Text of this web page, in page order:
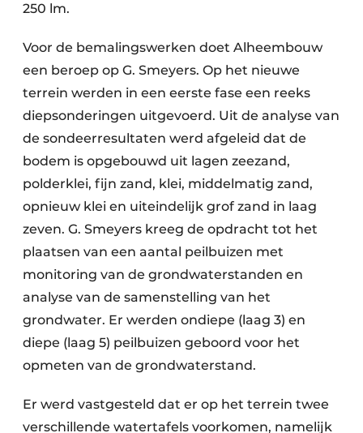
250 lm.
Voor de bemalingswerken doet Alheembouw
een beroep op G. Smeyers. Op het nieuwe
terrein werden in een eerste fase een reeks
diepsonderingen uitgevoerd. Uit de analyse van
de sondeerresultaten werd afgeleid dat de
bodem is opgebouwd uit lagen zeezand,
polderklei, fijn zand, klei, middelmatig zand,
opnieuw klei en uiteindelijk grof zand in laag
zeven. G. Smeyers kreeg de opdracht tot het
plaatsen van een aantal peilbuizen met
monitoring van de grondwaterstanden en
analyse van de samenstelling van het
grondwater. Er werden ondiepe (laag 3) en
diepe (laag 5) peilbuizen geboord voor het
opmeten van de grondwaterstand.
Er werd vastgesteld dat er op het terrein twee
verschillende watertafels voorkomen, namelijk